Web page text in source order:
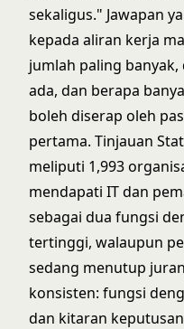
sekaligus." Jawapan
kepada aliran kerja
jumlah paling banyak,
ada, dan berapa
boleh diserap oleh
pertama. Tinjauan
meliputi 1,993
mendapati IT dan
sebagai dua fungsi
tertinggi, walaupun
sedang menutup
konsisten: fungsi
dan kitaran